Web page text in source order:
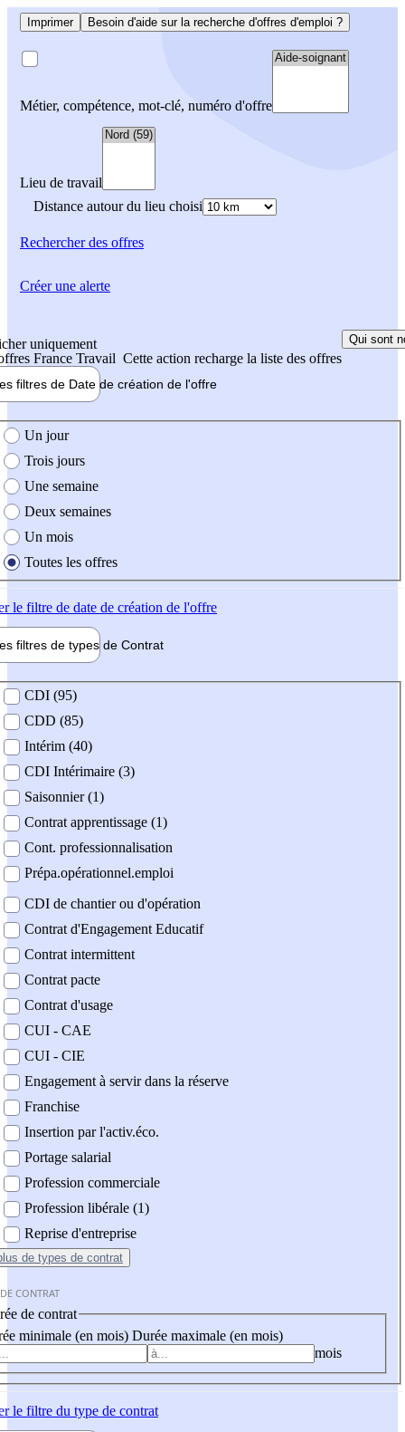
Imprimer Besoin d'aide sur la recherche d'offres d'emploi ?
Métier, compétence, mot-clé, numéro d'offre
Lieu de travail
Distance autour du lieu choisi
Rechercherdes offres
uniquement
France Travail Cette action recharge la liste des offres
Qui sont
filtres de Date de création de l'offre
création de l'offre
Un jour
Trois jours
Une semaine
Deux semaines
Un mois
Toutes les offres
le filtre de date de création de l'offre
filtres de types de Contrat
contrat
CDI (95)
CDD (85)
Intérim (40)
CDI Intérimaire (3)
Saisonnier (1)
Contrat apprentissage (1)
Cont. professionnalisation
Prépa.opérationnel.emploi
CDI de chantier ou d'opération
Contrat d'Engagement Educatif
Contrat intermittent
Contrat pacte
Contrat d'usage
CUI - CAE
CUI - CIE
Engagement à servir dans la réserve
Franchise
Insertion par l'activ.éco.
Portage salarial
Profession commerciale
Profession libérale (1)
Reprise d'entreprise
de types de contrat
CONTRAT
de contrat
minimale (en mois) Durée maximale (en mois)
mois
le filtre du type de contrat
Créer une alerte